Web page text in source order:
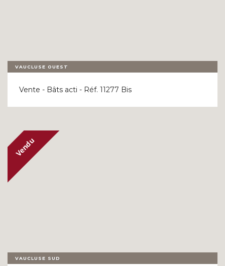
VAUCLUSE OUEST
Vente - Bâts acti - Réf. 11277 Bis
VAUCLUSE SUD